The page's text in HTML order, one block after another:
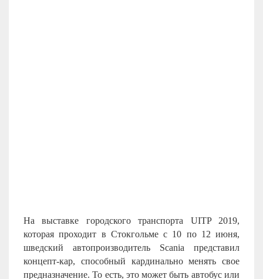
На выставке городского транспорта UITP 2019,
которая проходит в Стокгольме с 10 по 12 июня,
шведский автопроизводитель Scania представил
концепт-кар, способный кардинально менять свое
предназначение. То есть, это может быть автобус или